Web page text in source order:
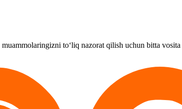
muammolaringizni to‘liq nazorat qilish uchun bitta vosita